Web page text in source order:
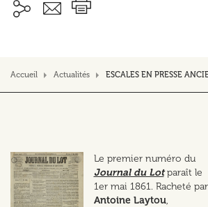
Accueil Actualités ESCALES EN PRESSE
Le premier numéro du
Journal du Lotparaît le
1er mai 1861. Racheté par
Antoine Laytou,